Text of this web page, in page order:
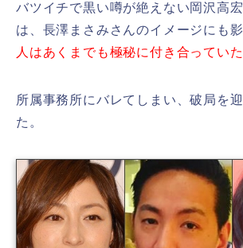
バツイチで黒い噂が絶えない岡沢高
は、長澤まさみさんのイメージにも影
人はあくまでも極秘に付き合っていた
所属事務所にバレてしまい、破局を
た。